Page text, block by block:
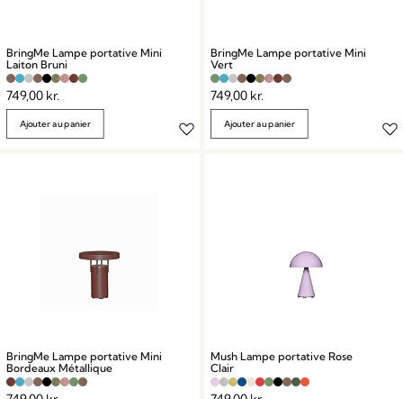
BringMe Lampe portative Mini
Laiton Bruni
749,00 kr.
Ajouter au panier
BringMe Lampe portative Mini
Vert
749,00 kr.
Ajouter au panier
BringMe Lampe portative Mini
Bordeaux Métallique
Mush Lampe portative Rose
Clair